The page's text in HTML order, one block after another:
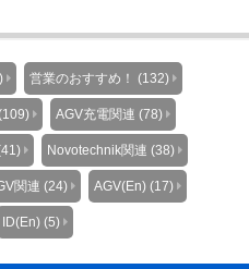
営業のおすすめ！ (132)
AGV充電関連 (78)
Novotechnik関連 (38)
関連 (24) AGV(En) (17)
ID(En) (5)